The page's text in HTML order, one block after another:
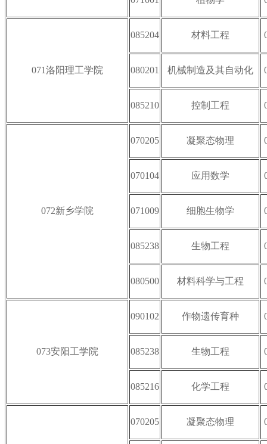
071洛阳理工学院
085204 材料工程
080201 机械制造及其自动化
085210 控制工程
072新乡学院
070205 凝聚态物理
070104 应用数学
071009 细胞生物学
085238 生物工程
080500 材料科学与工程
073安阳工学院
090102 作物遗传育种
085238 生物工程
085216 化学工程
070205 凝聚态物理